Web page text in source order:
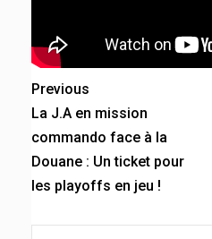
Previous
La J.A en mission
commando face à la
Douane : Un ticket pour
les playoffs en jeu !